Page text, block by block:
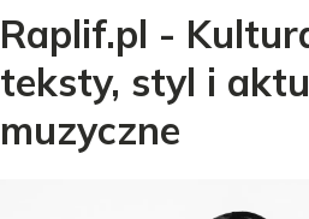
Raplif.pl -
teksty, styl i
muzyczne